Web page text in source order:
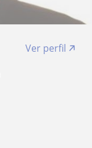
Ver perfil